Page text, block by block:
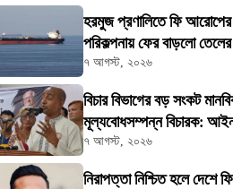
হরমুজ প্রণালিতে ফি আরোপের
পরিকল্পনায় ফের বাড়লো তেলের
৭ আগস্ট, ২০২৬
বিচার বিভাগের বড় সংকট
মূল্যবোধসম্পন্ন বিচারক:
৭ আগস্ট, ২০২৬
নিরাপত্তা নিশ্চিত হলে দেশে